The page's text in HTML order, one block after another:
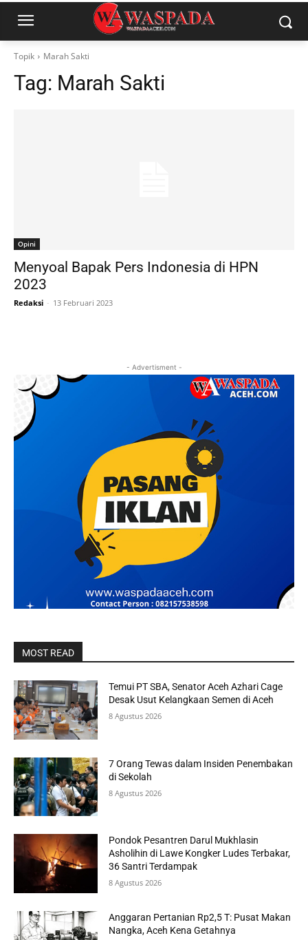
Topik Marah Sakti
Tag: Marah Sakti
Opini
Menyoal Bapak Pers Indonesia di HPN
2023
Redaksi - 13 Februari 2023
- Advertisment -
MOST READ
Temui PT SBA, Senator Aceh Azhari Cage
Desak Usut Kelangkaan Semen di Aceh
8 Agustus 2026
7 Orang Tewas dalam Insiden Penembakan
di Sekolah
8 Agustus 2026
Pondok Pesantren Darul Mukhlasin
Asholihin di Lawe Kongker Ludes Terbakar,
36 Santri Terdampak
8 Agustus 2026
Anggaran Pertanian Rp2,5 T: Pusat Makan
Nangka, Aceh Kena Getahnya